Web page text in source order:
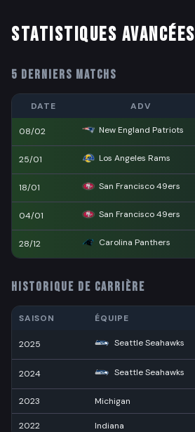
STATISTIQUES AVANCÉES
5 DERNIERS MATCHS
DATE ADV
08/02 New England Patriots
25/01 Los Angeles Rams
18/01 San Francisco 49ers
04/01 San Francisco 49ers
28/12 Carolina Panthers
HISTORIQUE DE CARRIÈRE
SAISON ÉQUIPE
2025 Seattle Seahawks
2024 Seattle Seahawks
2023 Michigan
2022 Indiana